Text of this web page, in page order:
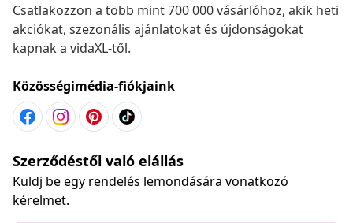
Csatlakozzon a több mint 700 000 vásárlóhoz, akik heti
akciókat, szezonális ajánlatokat és újdonságokat
kapnak a vidaXL-től.
Közösségimédia-fiókjaink
Szerződéstől való elállás
Küldj be egy rendelés lemondására vonatkozó
kérelmet.